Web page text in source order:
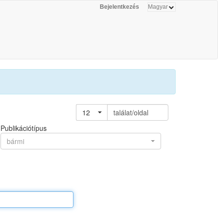
Bejelentkezés
12
találat/oldal
Publikációtípus
bármi